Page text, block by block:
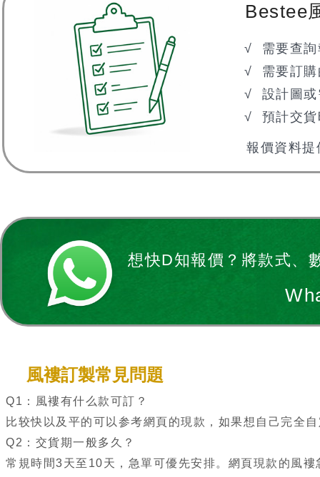
Bestee
√ 需要查詢
√ 需要訂購
√ 設計圖或
√ 預計交貨
報價資料提
想快D知報價？ 將款式、
Q1：風褸有什么款可訂？
比较快以及平的可以参考網頁的現款，如果想自己完全
Q2：交貨期一般多久？
常規時間3天至10天，急單可優先安排。網頁現款的風褸
風褸訂製常見問題